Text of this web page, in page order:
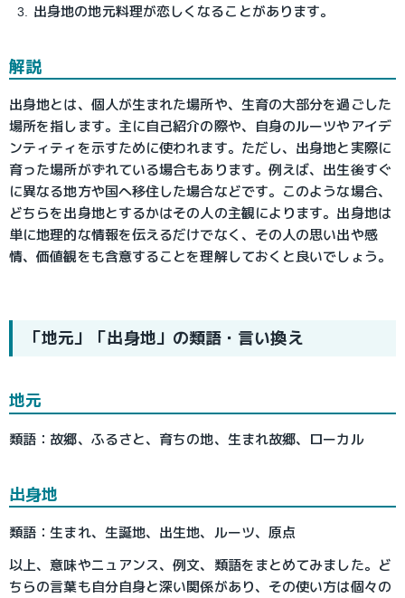
出身地の地元料理が恋しくなることがあります。
解説
出身地とは、個人が生まれた場所や、生育の大部分を過ごした
場所を指します。主に自己紹介の際や、自身のルーツやアイデ
ンティティを示すために使われます。ただし、出身地と実際に
育った場所がずれている場合もあります。例えば、出生後すぐ
に異なる地方や国へ移住した場合などです。このような場合、
どちらを出身地とするかはその人の主観によります。出身地は
単に地理的な情報を伝えるだけでなく、その人の思い出や感
情、価値観をも含意することを理解しておくと良いでしょう。
「地元」「出身地」の類語・言い換え
地元
類語：故郷、ふるさと、育ちの地、生まれ故郷、ローカル
出身地
類語：生まれ、生誕地、出生地、ルーツ、原点
以上、意味やニュアンス、例文、類語をまとめてみました。ど
ちらの言葉も自分自身と深い関係があり、その使い方は個々の